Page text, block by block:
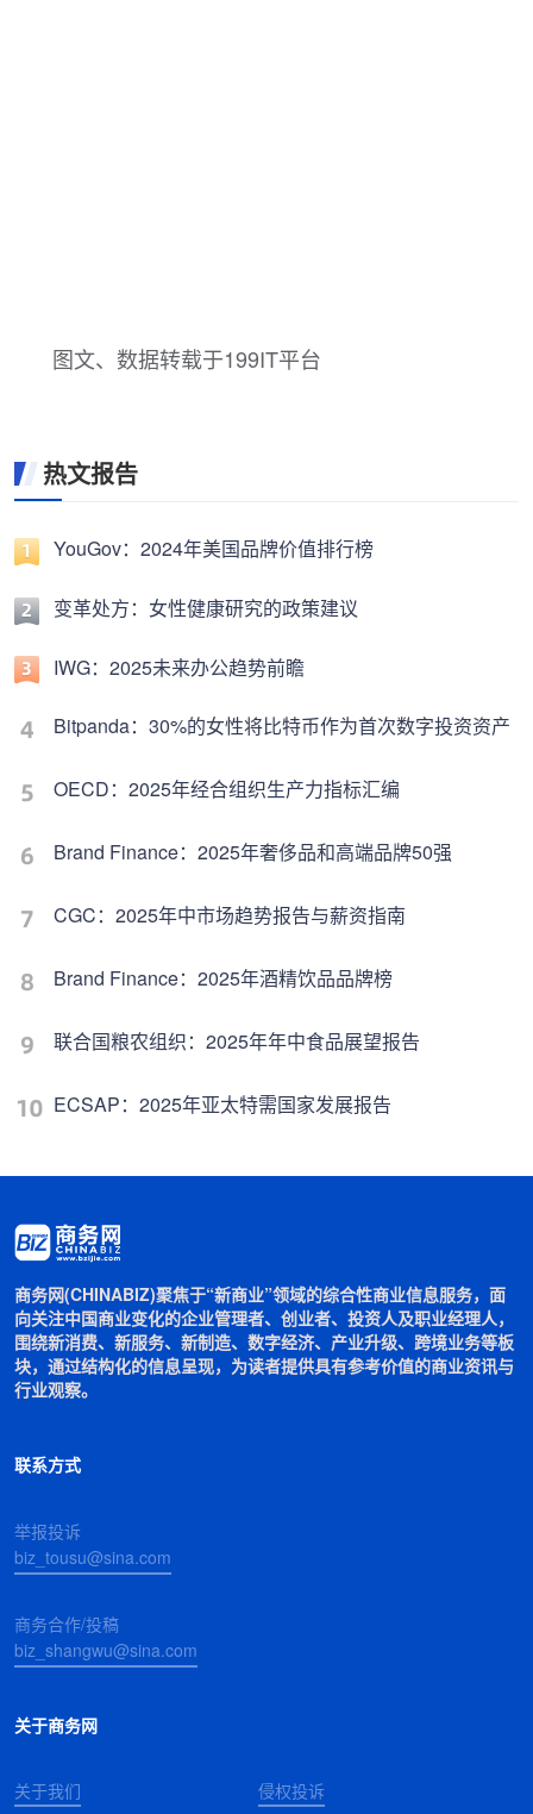
图文、数据转载于199IT平台
热文报告
YouGov：2024年美国品牌价值排行榜
变革处方：女性健康研究的政策建议
IWG：2025未来办公趋势前瞻
Bitpanda：30%的女性将比特币作为首次数字投资资产
OECD：2025年经合组织生产力指标汇编
Brand Finance：2025年奢侈品和高端品牌50强
CGC：2025年中市场趋势报告与薪资指南
Brand Finance：2025年酒精饮品品牌榜
联合国粮农组织：2025年年中食品展望报告
ECSAP：2025年亚太特需国家发展报告
商务网(CHINABIZ)聚焦于“新商业”领域的综合性商业信息服务，面
向关注中国商业变化的企业管理者、创业者、投资人及职业经理人，
围绕新消费、新服务、新制造、数字经济、产业升级、跨境业务等板
块，通过结构化的信息呈现，为读者提供具有参考价值的商业资讯与
行业观察。
联系方式
举报投诉
biz_tousu@sina.com
商务合作/投稿
biz_shangwu@sina.com
关于商务网
关于我们 侵权投诉